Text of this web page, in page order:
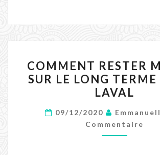
|
!
RESTER
MOTIVÉ
SUR
LE
LONG
TERME
COMMENT RESTER
SUR LE LONG TERME
LAVAL
09/12/2020
Commentaire